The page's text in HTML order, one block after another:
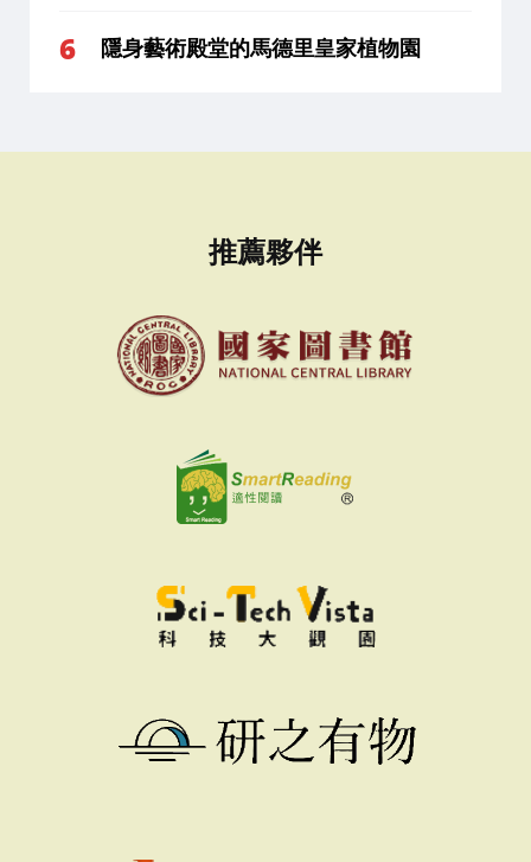
隱身藝術殿堂的馬德里皇家植物園
推薦夥伴